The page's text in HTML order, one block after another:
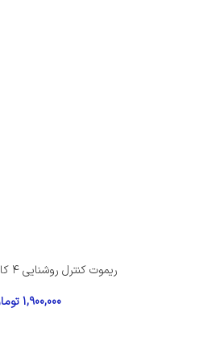
ریموت کنترل روشنایی ۴ کانال ای دی سی
1,900,000